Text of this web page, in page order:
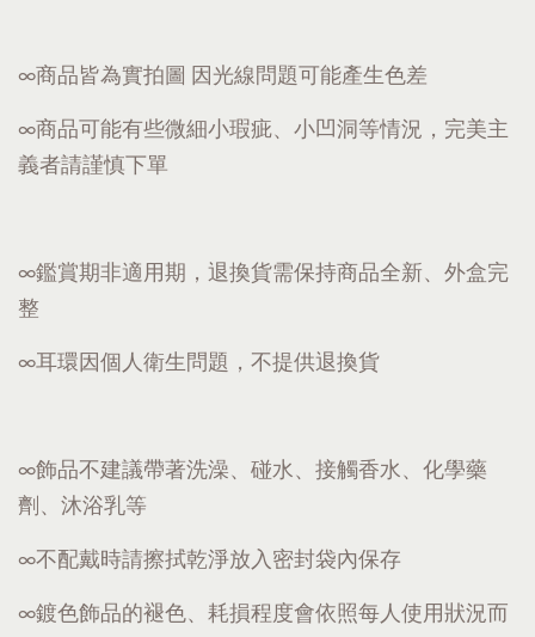
∞商品皆為實拍圖 因光線問題可能產生色差
∞商品可能有些微細小瑕疵、小凹洞等情況，完美主
義者請謹慎下單
∞鑑賞期非適用期，退換貨需保持商品全新、外盒完
整
∞耳環因個人衛生問題，不提供退換貨
∞飾品不建議帶著洗澡、碰水、接觸香水、化學藥
劑、沐浴乳等
∞不配戴時請擦拭乾淨放入密封袋內保存
∞鍍色飾品的褪色、耗損程度會依照每人使用狀況而